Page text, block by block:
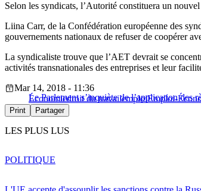
Selon les syndicats, l’Autorité constituera un
Liina Carr, de la Confédération européenne des
gouvernements nationaux de refuser de coopérer
La syndicaliste trouve que l’AET devrait se
activités transnationales des entreprises et leur
Le Parlement s’inquiète de l’application des
Mar 14, 2018 - 11:36
Économiedroit du travailemploiEmploi-
Print Partager
LES PLUS LUS
POLITIQUE